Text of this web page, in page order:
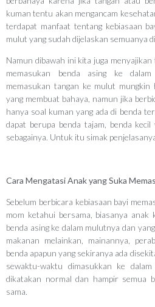
kuman tentu akan mengancam
terdapat manfaat tentang kebiasaan
mulut yang sudah dijelaskan semuanya
Namun dibawah ini kita juga
memasukan benda asing ke
memasukan tangan ke mulut
yang membuat bahaya, namun jika
hanya soal kuman yang ada di benda
dapat berupa benda tajam, benda
sebagainya. Untuk itu simak
Cara Mengatasi Anak yang Suka
Sebelum berbicara kebiasaan bayi
mom ketahui bersama, biasanya anak
benda asing ke dalam mulutnya dan
makanan melainkan, mainannya,
benda apapun yang sekiranya ada
sewaktu-waktu dimasukkan ke
dikatakan normal dan hampir semua
sama.